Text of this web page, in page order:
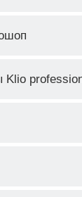
Klio